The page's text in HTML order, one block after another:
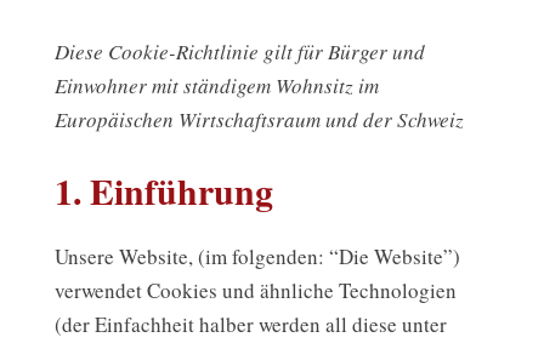
Diese Cookie-Richtlinie gilt für Bürger und
Einwohner mit ständigem Wohnsitz im
Europäischen Wirtschaftsraum und der Schweiz
1. Einführung
Unsere Website, (im folgenden: “Die Website”)
verwendet Cookies und ähnliche Technologien
(der Einfachheit halber werden all diese unter